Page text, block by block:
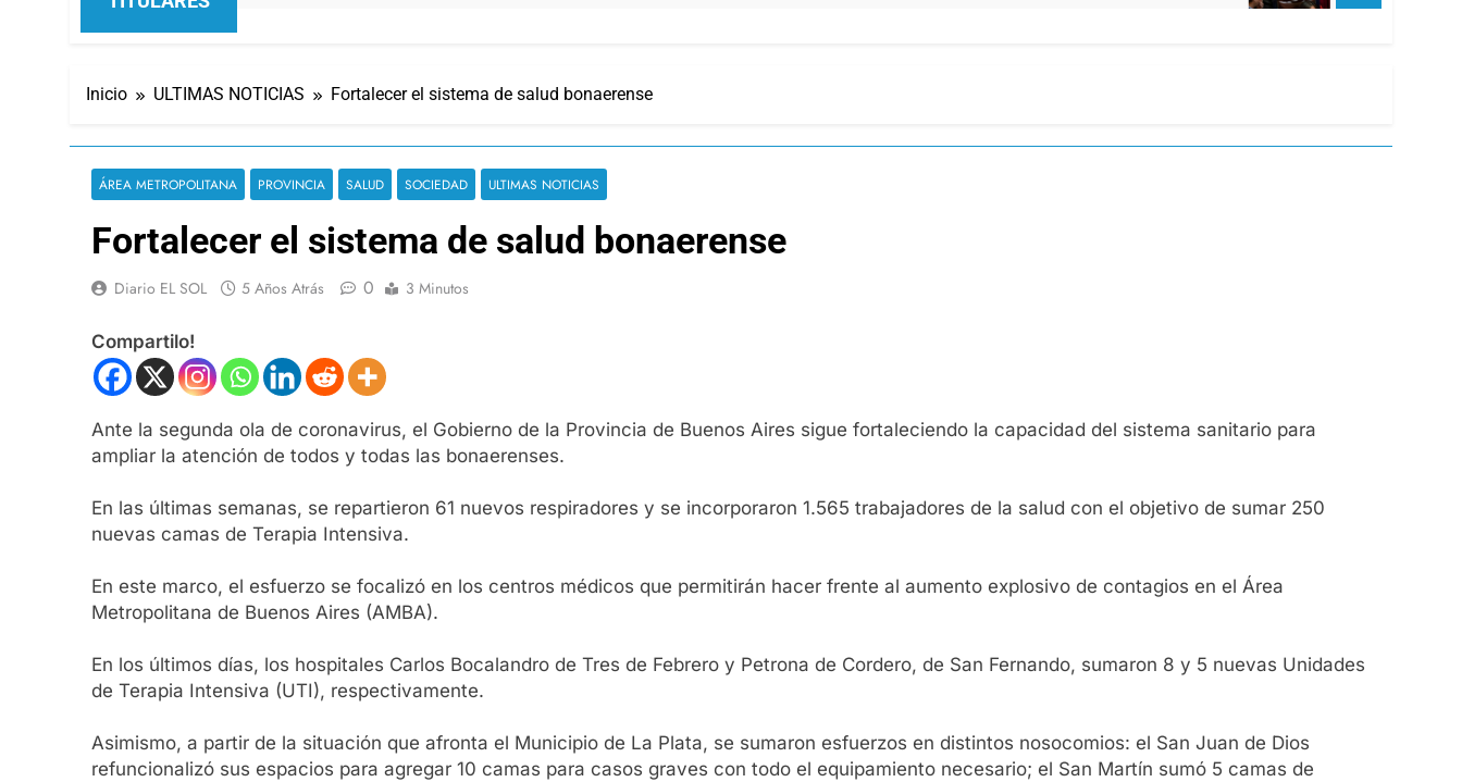
Inicio ULTIMAS NOTICIAS Fortalecer el sistema de salud bonaerense
ÁREA METROPOLITANA PROVINCIA SALUD SOCIEDAD ULTIMAS NOTICIAS
Fortalecer el sistema de salud bonaerense
Diario EL SOL 5 Años Atrás 0 3 Minutos
Compartilo!
Ante la segunda ola de coronavirus, el Gobierno de la Provincia de Buenos Aires sigue fortaleciendo la capacidad del sistema sanitario para
ampliar la atención de todos y todas las bonaerenses.
En las últimas semanas, se repartieron 61 nuevos respiradores y se incorporaron 1.565 trabajadores de la salud con el objetivo de sumar 250
nuevas camas de Terapia Intensiva.
En este marco, el esfuerzo se focalizó en los centros médicos que permitirán hacer frente al aumento explosivo de contagios en el Área
Metropolitana de Buenos Aires (AMBA).
En los últimos días, los hospitales Carlos Bocalandro de Tres de Febrero y Petrona de Cordero, de San Fernando, sumaron 8 y 5 nuevas Unidades
de Terapia Intensiva (UTI), respectivamente.
Asimismo, a partir de la situación que afronta el Municipio de La Plata, se sumaron esfuerzos en distintos nosocomios: el San Juan de Dios
refuncionalizó sus espacios para agregar 10 camas para casos graves con todo el equipamiento necesario; el San Martín sumó 5 camas de